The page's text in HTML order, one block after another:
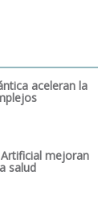
aceleran la
mejoran
salud